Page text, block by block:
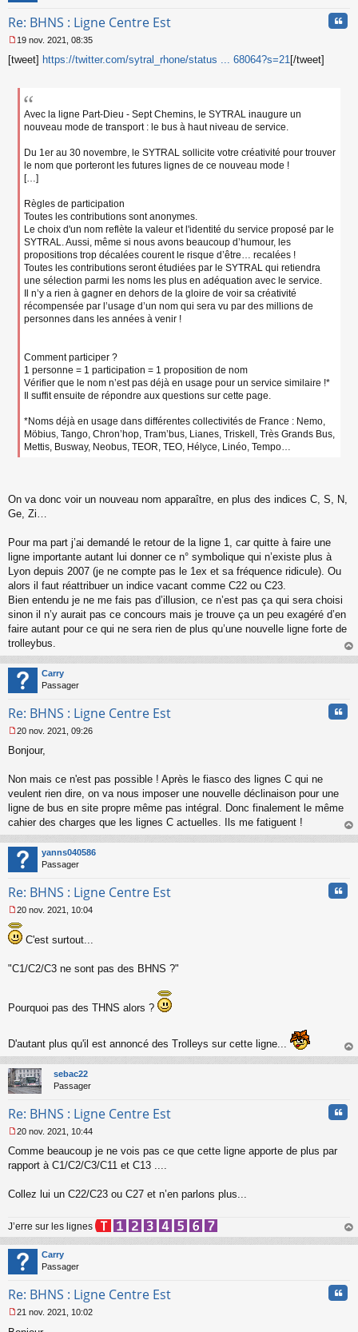
Re: BHNS : Ligne Centre Est
e
19 nov. 2021, 08:35
[tweet] https://twitter.com/sytral_rhone/status ... 68064?s=21 [/tweet]
Avec la ligne Part-Dieu - Sept Chemins, le SYTRAL inaugure un
nouveau mode de transport : le bus à haut niveau de service.
Du 1er au 30 novembre, le SYTRAL sollicite votre créativité pour trouver
le nom que porteront les futures lignes de ce nouveau mode !
[…]
Règles de participation
Toutes les contributions sont anonymes.
Le choix d'un nom reflète la valeur et l'identité du service proposé par le
SYTRAL. Aussi, même si nous avons beaucoup d’humour, les
propositions trop décalées courent le risque d’être… recalées !
Toutes les contributions seront étudiées par le SYTRAL qui retiendra
une sélection parmi les noms les plus en adéquation avec le service.
Il n’y a rien à gagner en dehors de la gloire de voir sa créativité
récompensée par l’usage d’un nom qui sera vu par des millions de
personnes dans les années à venir !
Comment participer ?
1 personne = 1 participation = 1 proposition de nom
Vérifier que le nom n’est pas déjà en usage pour un service similaire !*
Il suffit ensuite de répondre aux questions sur cette page.
*Noms déjà en usage dans différentes collectivités de France : Nemo,
Möbius, Tango, Chron’hop, Tram’bus, Lianes, Triskell, Très Grands Bus,
Mettis, Busway, Neobus, TEOR, TEO, Hélyce, Linéo, Tempo…
On va donc voir un nouveau nom apparaître, en plus des indices C, S, N,
Ge, Zi…
Pour ma part j’ai demandé le retour de la ligne 1, car quitte à faire une
ligne importante autant lui donner ce n° symbolique qui n’existe plus à
Lyon depuis 2007 (je ne compte pas le 1ex et sa fréquence ridicule). Ou
alors il faut réattribuer un indice vacant comme C22 ou C23.
Bien entendu je ne me fais pas d’illusion, ce n’est pas ça qui sera choisi
sinon il n’y aurait pas ce concours mais je trouve ça un peu exagéré d’en
faire autant pour ce qui ne sera rien de plus qu’une nouvelle ligne forte de
trolleybus.
au
Carry
Passager
Re: BHNS : Ligne Centre Est
e
s
g
e
n
o
n
l
u
20 nov. 2021, 09:26
Bonjour,
Non mais ce n'est pas possible ! Après le fiasco des lignes C qui ne
veulent rien dire, on va nous imposer une nouvelle déclinaison pour une
ligne de bus en site propre même pas intégral. Donc finalement le même
cahier des charges que les lignes C actuelles. Ils me fatiguent !
au
yanns040586
Passager
Re: BHNS : Ligne Centre Est
e
s
a
o
u
20 nov. 2021, 10:04
C'est surtout...
"C1/C2/C3 ne sont pas des BHNS ?"
Pourquoi pas des THNS alors ?
D'autant plus qu'il est annoncé des Trolleys sur cette ligne...
au
sebac22
Passager
Re: BHNS : Ligne Centre Est
e
s
a
g
n
o
n
l
u
20 nov. 2021, 10:44
Comme beaucoup je ne vois pas ce que cette ligne apporte de plus par
rapport à C1/C2/C3/C11 et C13 ....
Collez lui un C22/C23 ou C27 et n’en parlons plus...
J’erre sur les lignes
au
Carry
Passager
Re: BHNS : Ligne Centre Est
21 nov. 2021, 10:02